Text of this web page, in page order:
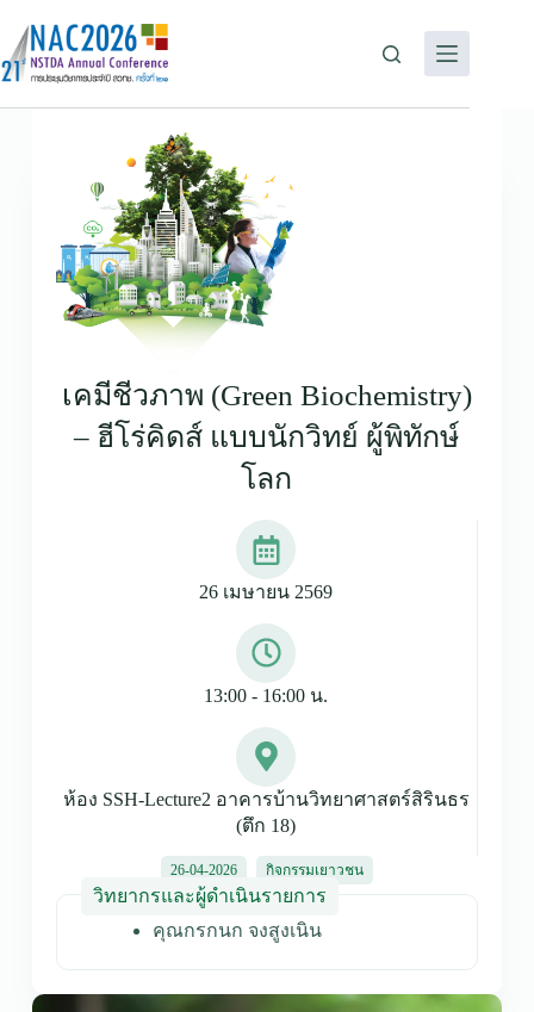
เคมีชีวภาพ (Green Biochemistry)
– ฮีโร่คิดส์ แบบนักวิทย์ ผู้พิทักษ์
โลก
26 เมษายน 2569
13:00 - 16:00 น.
ห้อง SSH-Lecture2 อาคารบ้านวิทยาศาสตร์สิรินธร
(ตึก 18)
26-04-2026 กิจกรรมเยาวชน
วิทยากรและผู้ดำเนินรายการ
คุณกรกนก จงสูงเนิน